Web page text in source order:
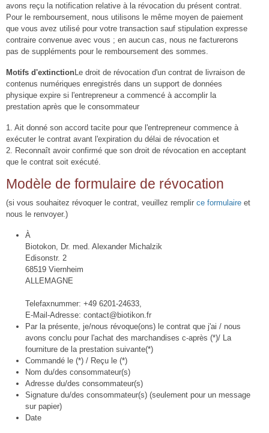
avons reçu la notification relative à la révocation du présent contrat.
Pour le remboursement, nous utilisons le même moyen de paiement
que vous avez utilisé pour votre transaction sauf stipulation expresse
contraire convenue avec vous ; en aucun cas, nous ne facturerons
pas de suppléments pour le remboursement des sommes.
Motifs d'extinctionLe droit de révocation d'un contrat de livraison de
contenus numériques enregistrés dans un support de données
physique expire si l'entrepreneur a commencé à accomplir la
prestation après que le consommateur
1. Ait donné son accord tacite pour que l'entrepreneur commence à
exécuter le contrat avant l'expiration du délai de révocation et
2. Reconnaît avoir confirmé que son droit de révocation en acceptant
que le contrat soit exécuté.
Modèle de formulaire de révocation
(si vous souhaitez révoquer le contrat, veuillez remplir ce formulaireet
nous le renvoyer.)
À
Biotokon, Dr. med. Alexander Michalzik
Edisonstr. 2
68519 Viernheim
ALLEMAGNE
Telefaxnummer: +49 6201-24633,
E-Mail-Adresse: contact@biotikon.fr
Par la présente, je/nous révoque(ons) le contrat que j'ai / nous
avons conclu pour l'achat des marchandises c-après (*)/ La
fourniture de la prestation suivante(*)
Commandé le (*) / Reçu le (*)
Nom du/des consommateur(s)
Adresse du/des consommateur(s)
Signature du/des consommateur(s) (seulement pour un message
sur papier)
Date